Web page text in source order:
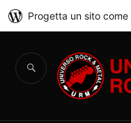
Progetta un sito